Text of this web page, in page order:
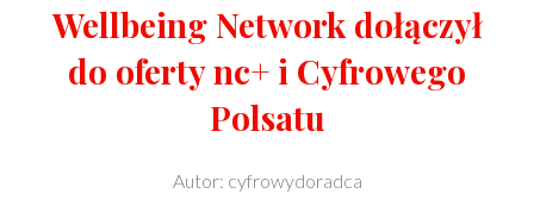
Wellbeing Network dołączył
do oferty nc+ i Cyfrowego
Polsatu
Autor: cyfrowydoradca